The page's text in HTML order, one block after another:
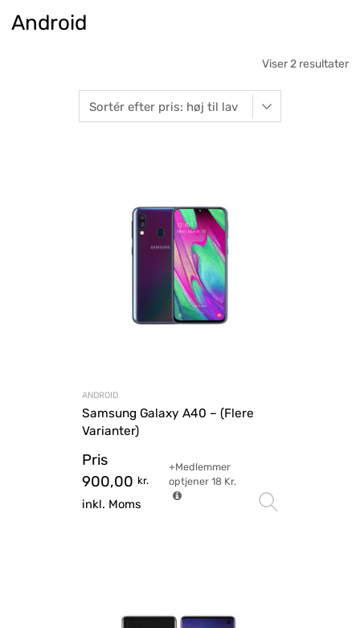
Android
Viser 2 resultater
ANDROID
Samsung Galaxy A40 – (Flere
Varianter)
Pris
900,00 kr.
inkl. Moms
+Medlemmer
optjener 18Kr.